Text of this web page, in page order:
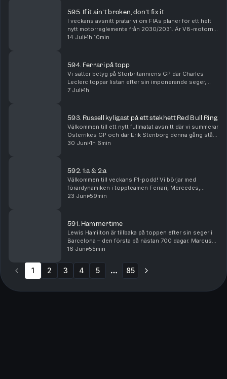
595. If it ain't broken, don't fix it
I veckans avsnitt pratar vi om FIAs planer för ett helt
nytt motorreglemente från 2030/2031. Är V8-motorn
på väg tillbaka, vad händer med hybriderna och kan
14 Juli 1h 10min
594. Ferrari på topp
Vi sätter betyg på Storbritanniens GP där Charles
Leclerc toppar listan efter sin imponerande seger,
samtidigt som Ferrari, Red Bull, Williams och
7 Juli 1h
593. Russell kyligast på ett stekhett Red Bull Ring
Välkommen till ett nytt fullmatat avsnitt där vi summerar
Österrikes GP och där Erik Stenborg denna gång står
för betygen. Vi analyserar Ferraris svajiga form,
30 Juni 1h 6min
592. 1:a & 2:a
Välkommen till veckans F1-podd! Vi börjar med
förardynamiken i toppteamen Ferrari, Mercedes,
McLaren och Red Bull. Vem är egentligen etta och tvåa
23 Juni 59min
591. Hammertime
Lewis Hamilton är tillbaka på toppen efter sin seger i
Barcelona – den första på nästan 700 dagar. Marcus
Ericsson analyserar Hamiltons formbesked och delar
16 Juni 55min
1 2 3 4 5 85